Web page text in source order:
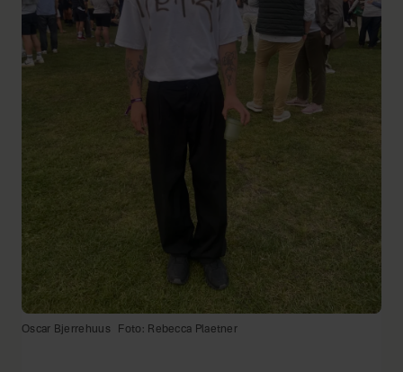
Oscar Bjerrehuus Foto: Rebecca Plaetner